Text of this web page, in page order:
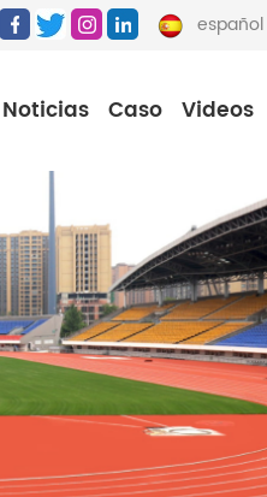
español
Noticias Caso Videos